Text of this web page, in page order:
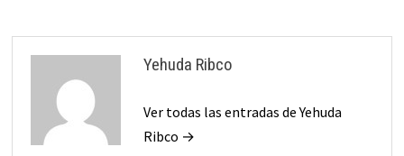
Yehuda Ribco
Ver todas las entradas de Yehuda
Ribco →